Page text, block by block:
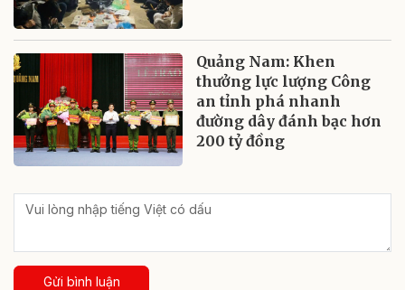
Quảng Nam: Khen
thưởng lực lượng Công
an tỉnh phá nhanh
đường dây đánh bạc hơn
200 tỷ đồng
Gửi bình luận